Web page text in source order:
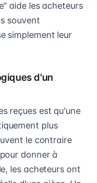
aide les acheteurs
souvent
simplement leur
d'un
reçues est qu'une
plus
le contraire
donner à
les acheteurs ont